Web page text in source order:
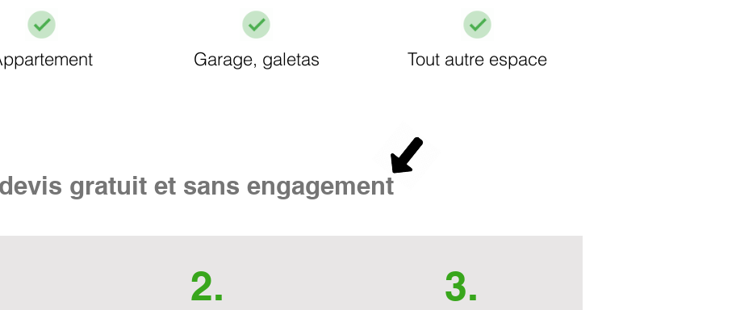
Garage, galetas Tout autre espace
gratuit et sans engagement
2. 3.